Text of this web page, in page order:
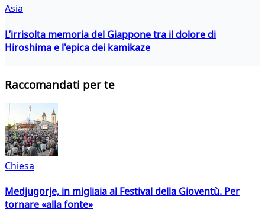
Asia
L’irrisolta memoria del Giappone tra il dolore di
Hiroshima e l'epica dei kamikaze
Raccomandati per te
Chiesa
Medjugorje, in migliaia al Festival della Gioventù. Per
tornare «alla fonte»